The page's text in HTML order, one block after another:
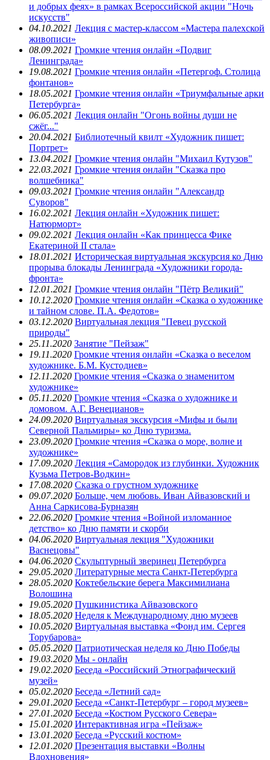
и добрых феях» в рамках Всероссийской акции "Ночь
искусств"
04.10.2021 Лекция с мастер-классом «Мастера палехской
живописи»
08.09.2021 Громкие чтения онлайн «Подвиг
Ленинграда»
19.08.2021 Громкие чтения онлайн «Петергоф. Столица
фонтанов»
18.05.2021 Громкие чтения онлайн «Триумфальные арки
Петербурга»
06.05.2021 Лекция онлайн "Огонь войны души не
сжёг..."
20.04.2021 Библиотечный квилт «Художник пишет:
Портрет»
13.04.2021 Громкие чтения онлайн "Михаил Кутузов"
22.03.2021 Громкие чтения онлайн "Сказка про
волшебника"
09.03.2021 Громкие чтения онлайн "Александр
Суворов"
16.02.2021 Лекция онлайн «Художник пишет:
Натюрморт»
09.02.2021 Лекция онлайн «Как принцесса Фике
Екатериной II стала»
18.01.2021 Историческая виртуальная экскурсия ко Дню
прорыва блокады Ленинграда «Художники города-
фронта»
12.01.2021 Громкие чтения онлайн "Пётр Великий"
10.12.2020 Громкие чтения онлайн «Сказка о художнике
и тайном слове. П.А. Федотов»
03.12.2020 Виртуальная лекция "Певец русской
природы"
25.11.2020 Занятие "Пейзаж"
19.11.2020 Громкие чтения онлайн «Сказка о веселом
художнике. Б.М. Кустодиев»
12.11.2020 Громкие чтения «Сказка о знаменитом
художнике»
05.11.2020 Громкие чтения «Сказка о художнике и
домовом. А.Г. Венецианов»
24.09.2020 Виртуальная экскурсия «Мифы и были
Северной Пальмиры» ко Дню туризма.
23.09.2020 Громкие чтения «Сказка о море, волне и
художнике»
17.09.2020 Лекция «Самородок из глубинки. Художник
Кузьма Петров-Водкин»
17.08.2020 Сказка о грустном художнике
09.07.2020 Больше, чем любовь. Иван Айвазовский и
Анна Саркисова-Бурназян
22.06.2020 Громкие чтения «Войной изломанное
детство» ко Дню памяти и скорби
04.06.2020 Виртуальная лекция "Художники
Васнецовы"
04.06.2020 Скульптурный зверинец Петербурга
29.05.2020 Литературные места Санкт-Петербурга
28.05.2020 Коктебельские берега Максимилиана
Волошина
19.05.2020 Пушкинистика Айвазовского
18.05.2020 Неделя к Международному дню музеев
10.05.2020 Виртуальная выставка «Фонд им. Сергея
Торубарова»
05.05.2020 Патриотическая неделя ко Дню Победы
19.03.2020 Мы - онлайн
19.02.2020 Беседа «Российский Этнографический
музей»
05.02.2020 Беседа «Летний сад»
29.01.2020 Беседа «Санкт-Петербург – город музеев»
27.01.2020 Беседа «Костюм Русского Севера»
15.01.2020 Интерактивная игра «Пейзаж»
13.01.2020 Беседа «Русский костюм»
12.01.2020 Презентация выставки «Волны
Вдохновения»